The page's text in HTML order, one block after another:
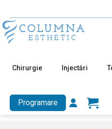
Chirurgie Injectări
Programare
Pachete